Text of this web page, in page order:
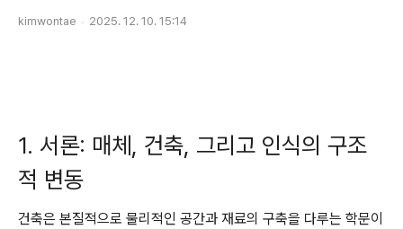
kimwontae 2025. 12. 10. 15:14
1. 서론: 매체, 건축, 그리고 인식의 구조
적 변동
건축은 본질적으로 물리적인 공간과 재료의 구축을 다루는 학문이